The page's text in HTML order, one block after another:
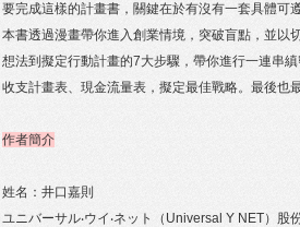
要完成這樣的計畫書，關鍵在於有沒有一套具體可
本書透過漫畫帶你進入創業情境，突破盲點，並以
想法到擬定行動計畫的7大步驟，帶你進行一連串
收支計畫表、現金流量表，擬定最佳戰略。最後也
作者簡介
姓名：井口嘉則
ユニバーサル‧ウイ‧ネット（Universal Y NET）